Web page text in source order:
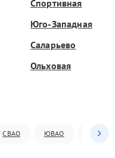
Спортивная
Юго-Западная
Саларьево
Ольховая
СВАО ЮВАО ЮАО